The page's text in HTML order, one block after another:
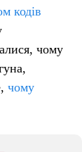
кодів
чому
чому